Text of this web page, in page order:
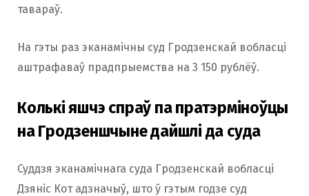
тавараў.
На гэты раз эканамічны суд Гродзенскай вобласці
аштрафаваў прадпрыемства на 3 150 рублёў.
Колькі яшчэ спраў па пратэрміноўцы
на Гродзеншчыне дайшлі да суда
Суддзя эканамічнага суда Гродзенскай вобласці
Дзяніс Кот адзначыў, што ў гэтым годзе суд